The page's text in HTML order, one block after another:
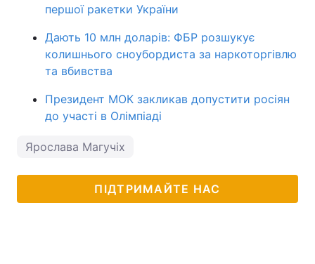
першої ракетки України
Дають 10 млн доларів: ФБР розшукує
колишнього сноубордиста за наркоторгівлю
та вбивства
Президент МОК закликав допустити росіян
до участі в Олімпіаді
Ярослава Магучіх
ПІДТРИМАЙТЕ НАС